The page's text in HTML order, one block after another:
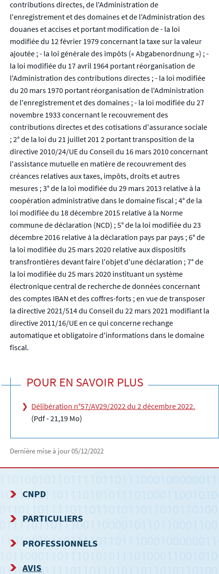
contributions directes, de l'Administration de
l'enregistrement et des domaines et de l'Administration des
douanes et accises et portant modification de - la loi
modifiée du 12 février 1979 concernant la taxe sur la valeur
ajoutée ; - la loi générale des impôts (« Abgabenordnung ») ; -
la loi modifiée du 17 avril 1964 portant réorganisation de
l'Administration des contributions directes ; - la loi modifiée
du 20 mars 1970 portant réorganisation de l'Administration
de l'enregistrement et des domaines ; - la loi modifiée du 27
novembre 1933 concernant le recouvrement des
contributions directes et des cotisations d'assurance sociale
; 2° de la loi du 21 juillet 201 2 portant transposition de la
directive 2010/24/UE du Conseil du 16 mars 2010 concernant
l'assistance mutuelle en matière de recouvrement des
créances relatives aux taxes, impôts, droits et autres
mesures ; 3° de la loi modifiée du 29 mars 2013 relative à la
coopération administrative dans le domaine fiscal ; 4° de la
loi modifiée du 18 décembre 2015 relative à la Norme
commune de déclaration (NCD) ; 5° de la loi modifiée du 23
décembre 2016 relative à la déclaration pays par pays ; 6° de
la loi modifiée du 25 mars 2020 relative aux dispositifs
transfrontières devant faire l'objet d'une déclaration ; 7° de
la loi modifiée du 25 mars 2020 instituant un système
électronique central de recherche de données concernant
des comptes IBAN et des coffres-forts ; en vue de transposer
la directive 2021/514 du Conseil du 22 mars 2021 modifiant la
directive 2011/16/UE en ce qui concerne rechange
automatique et obligatoire d'informations dans le domaine
fiscal.
POUR EN SAVOIR PLUS
Délibération n°57/AV29/2022 du 2 décembre 2022.
(Pdf - 21,19 Mo)
Dernière mise à jour05/12/2022
MENU
DE
NAVIGATION
CNPD
PARTICULIERS
PROFESSIONNELS
AVIS